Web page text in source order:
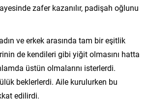
zafer kazanılır, padişah oğlunu
ve erkek arasında tam bir eşitlik
de kendileri gibi yiğit olmasını hatta
üstün olmalarını isterlerdi.
beklerlerdi. Aile kurulurken bu
edilirdi.